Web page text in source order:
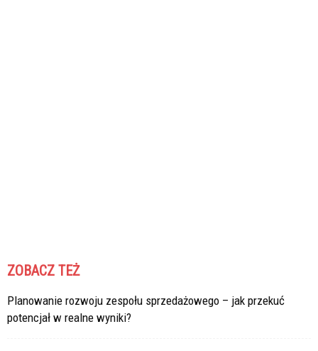
ZOBACZ TEŻ
Planowanie rozwoju zespołu sprzedażowego – jak przekuć
potencjał w realne wyniki?